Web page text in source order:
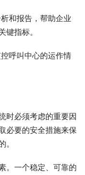
和报告，帮助企业
键指标。
呼叫中心的运作情
时必须考虑的重要因
必要的安全措施来保
。
。一个稳定、可靠的